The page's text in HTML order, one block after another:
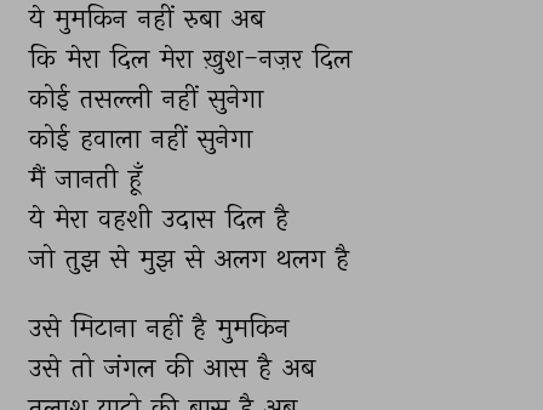
ये मुमकिन नहीं रुबा अब
कि मेरा दिल मेरा ख़ुश-नज़र दिल
कोई तसल्ली नहीं सुनेगा
कोई हवाला नहीं सुनेगा
मैं जानती हूँ
ये मेरा वहशी उदास दिल है
जो तुझ से मुझ से अलग थलग है
उसे मिटाना नहीं है मुमकिन
उसे तो जंगल की आस है अब